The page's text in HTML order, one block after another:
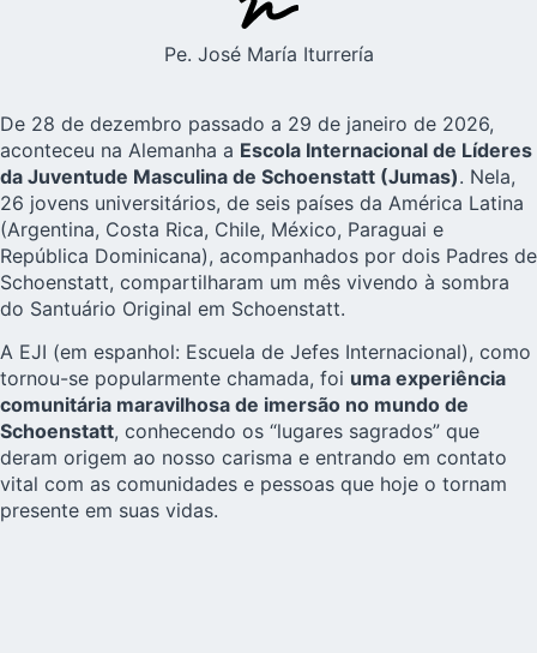
Pe. José María Iturrería
De 28 de dezembro passado a 29 de janeiro de 2026,
aconteceu na Alemanha a Escola Internacional de Líderes
da Juventude Masculina de Schoenstatt (Jumas). Nela,
26 jovens universitários, de seis países da América Latina
(Argentina, Costa Rica, Chile, México, Paraguai e
República Dominicana), acompanhados por dois Padres de
Schoenstatt, compartilharam um mês vivendo à sombra
do Santuário Original em Schoenstatt.
A EJI (em espanhol: Escuela de Jefes Internacional), como
tornou-se popularmente chamada, foi uma experiência
comunitária maravilhosa de imersão no mundo de
Schoenstatt, conhecendo os “lugares sagrados” que
deram origem ao nosso carisma e entrando em contato
vital com as comunidades e pessoas que hoje o tornam
presente em suas vidas.